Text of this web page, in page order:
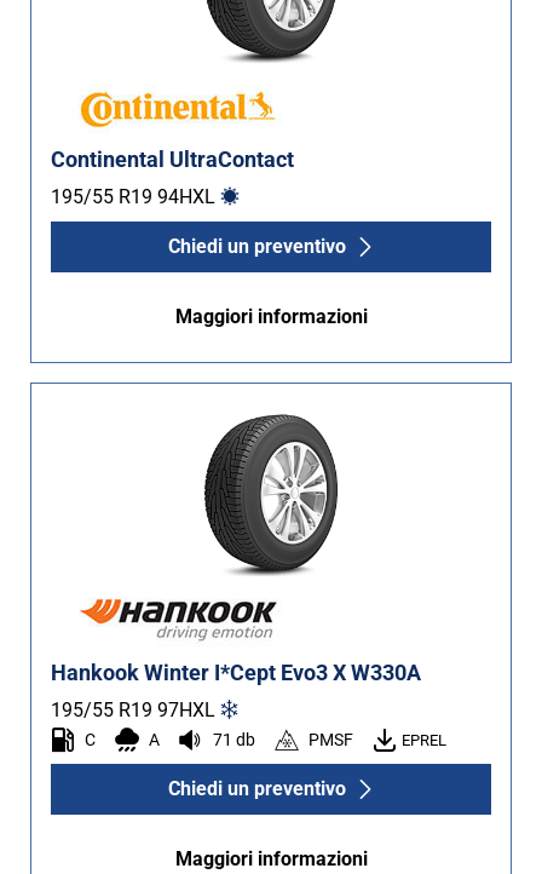
Continental UltraContact
195/55 R19 94HXL
Chiedi un preventivo
Maggiori informazioni
Hankook Winter I*Cept Evo3 X W330A
195/55 R19 97HXL
C A 71 db PMSF EPREL
Chiedi un preventivo
Maggiori informazioni